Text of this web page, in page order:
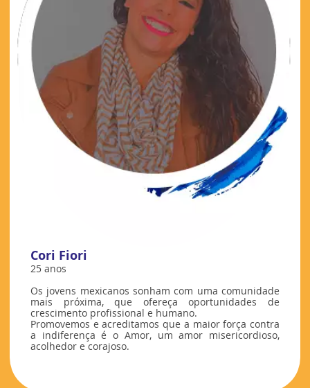
Cori Fiori
25 anos
Os jovens mexicanos sonham com uma comunidade
mais próxima, que ofereça oportunidades de
crescimento profissional e humano.
Promovemos e acreditamos que a maior força contra
a indiferença é o Amor, um amor misericordioso,
acolhedor e corajoso.